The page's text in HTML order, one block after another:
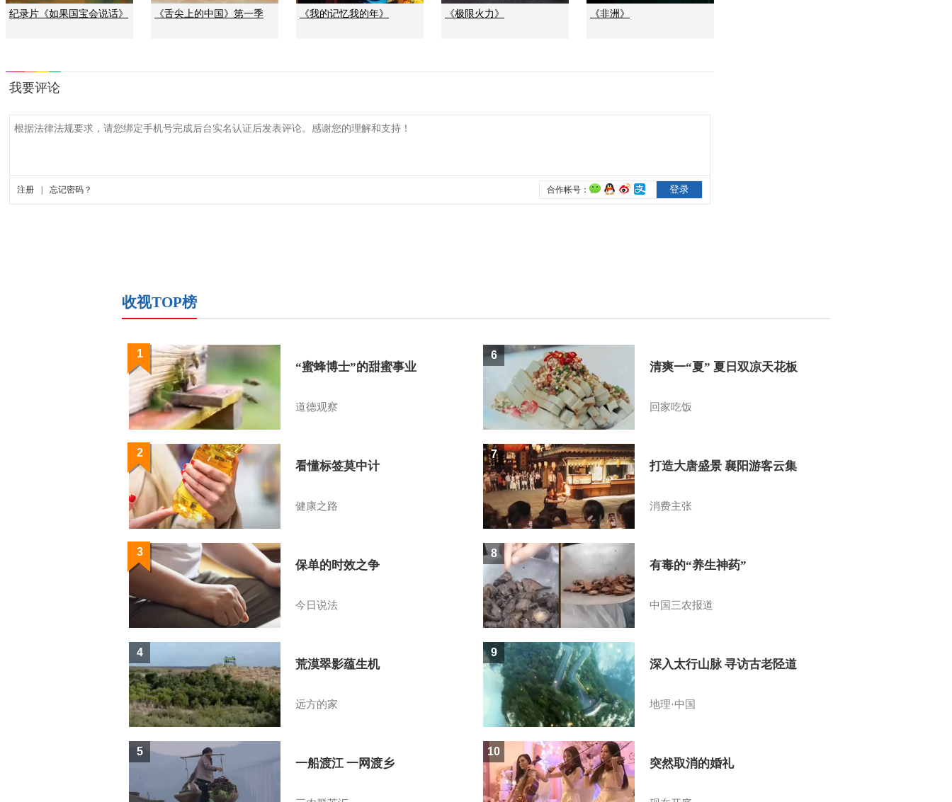
纪录片《如果国宝会说话》 《舌尖上的中国》第一季 《我的记忆我的年》 《极限火力》 《非洲》
收视TOP榜
“蜜蜂博士”的甜蜜事业
道德观察
1
看懂标签莫中计
健康之路
2
保单的时效之争
今日说法
3
荒漠翠影蕴生机
远方的家
4
一船渡江 一网渡乡
5
清爽一“夏” 夏日双凉天花板
回家吃饭
6
打造大唐盛景 襄阳游客云集
消费主张
7
有毒的“养生神药”
中国三农报道
8
深入太行山脉 寻访古老陉道
地理·中国
9
突然取消的婚礼
10